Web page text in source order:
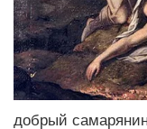
добрый